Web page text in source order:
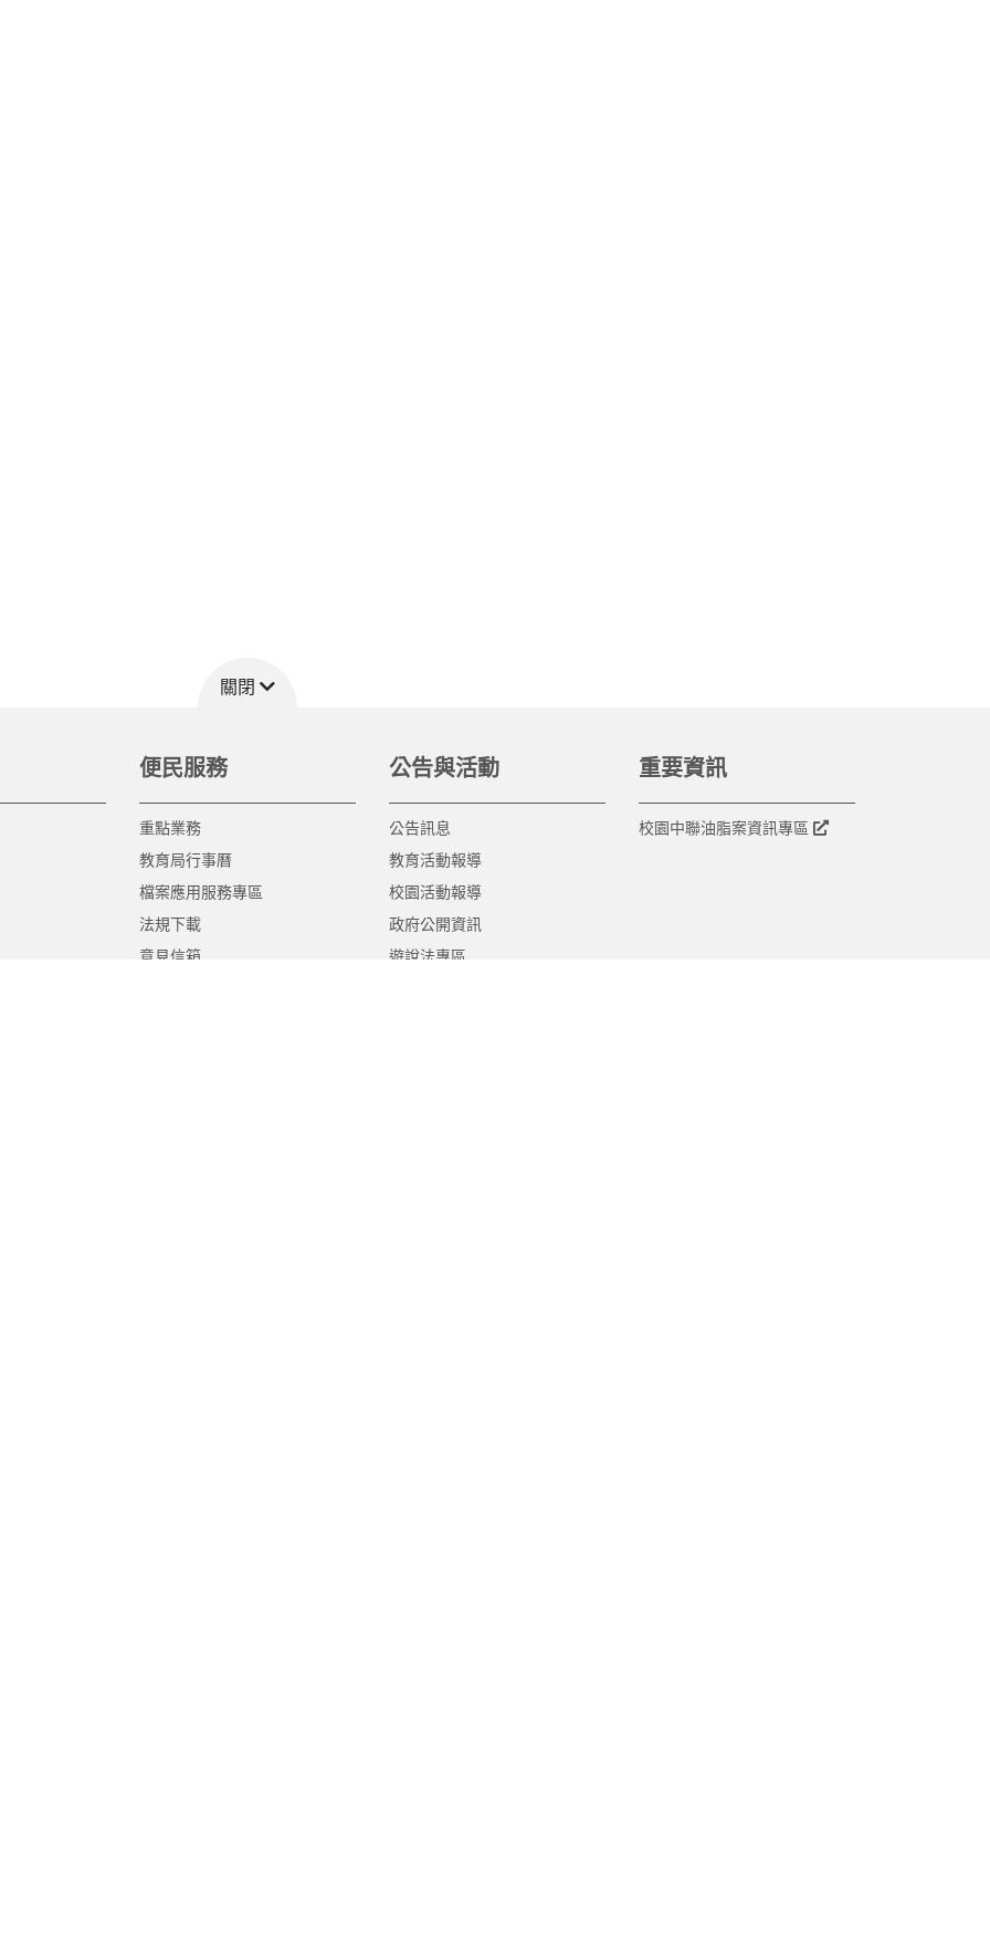
關閉
便民服務
重點業務
教育局行事曆
檔案應用服務專區
法規下載
意見信箱
公告與活動
公告訊息
教育活動報導
校園活動報導
政府公開資訊
遊說法專區
重要資訊
校園中聯油脂案資訊專區